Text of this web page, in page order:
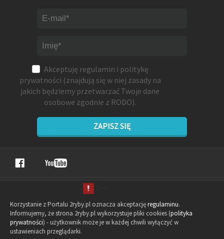
Akceptuję regulamin i politykę
prywatności (znajdują się w niej zasady na
jakich będziemy przetwarzać Twoje dane
osobowe zgodnie z RODO).
ZAPISZ SIĘ
Korzystanie z Portalu 2ryby.pl oznacza akceptacjęregulaminu.
Informujemy, że strona 2ryby.pl wykorzystuje pliki cookies (polityka
prywatności) - użytkownik może je w każdej chwili wyłączyć w
ustawieniach przeglądarki.